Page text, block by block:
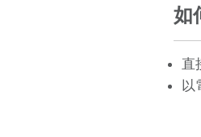
如
直
以